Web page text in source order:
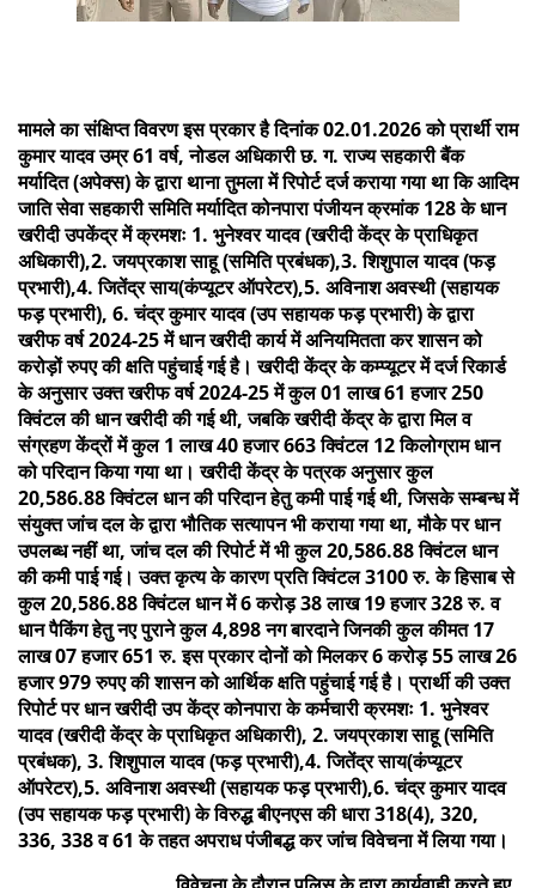
मामले का संक्षिप्त विवरण इस प्रकार है दिनांक 02.01.2026 को प्रार्थी राम
कुमार यादव उम्र 61 वर्ष, नोडल अधिकारी छ. ग. राज्य सहकारी बैंक
मर्यादित (अपेक्स) के द्वारा थाना तुमला में रिपोर्ट दर्ज कराया गया था कि आदिम
जाति सेवा सहकारी समिति मर्यादित कोनपारा पंजीयन क्रमांक 128 के धान
खरीदी उपकेंद्र में क्रमशः 1. भुनेश्वर यादव (खरीदी केंद्र के प्राधिकृत
अधिकारी),2. जयप्रकाश साहू (समिति प्रबंधक),3. शिशुपाल यादव (फड़
प्रभारी),4. जितेंद्र साय(कंप्यूटर ऑपरेटर),5. अविनाश अवस्थी (सहायक
फड़ प्रभारी), 6. चंद्र कुमार यादव (उप सहायक फड़ प्रभारी) के द्वारा
खरीफ वर्ष 2024-25 में धान खरीदी कार्य में अनियमितता कर शासन को
करोड़ों रुपए की क्षति पहुंचाई गई है। खरीदी केंद्र के कम्प्यूटर में दर्ज रिकार्ड
के अनुसार उक्त खरीफ वर्ष 2024-25 में कुल 01 लाख 61 हजार 250
क्विंटल की धान खरीदी की गई थी, जबकि खरीदी केंद्र के द्वारा मिल व
संग्रहण केंद्रों में कुल 1 लाख 40 हजार 663 क्विंटल 12 किलोग्राम धान
को परिदान किया गया था। खरीदी केंद्र के पत्रक अनुसार कुल
20,586.88 क्विंटल धान की परिदान हेतु कमी पाई गई थी, जिसके सम्बन्ध में
संयुक्त जांच दल के द्वारा भौतिक सत्यापन भी कराया गया था, मौके पर धान
उपलब्ध नहीं था, जांच दल की रिपोर्ट में भी कुल 20,586.88 क्विंटल धान
की कमी पाई गई। उक्त कृत्य के कारण प्रति क्विंटल 3100 रु. के हिसाब से
कुल 20,586.88 क्विंटल धान में 6 करोड़ 38 लाख 19 हजार 328 रु. व
धान पैकिंग हेतु नए पुराने कुल 4,898 नग बारदाने जिनकी कुल कीमत 17
लाख 07 हजार 651 रु. इस प्रकार दोनों को मिलकर 6 करोड़ 55 लाख 26
हजार 979 रुपए की शासन को आर्थिक क्षति पहुंचाई गई है। प्रार्थी की उक्त
रिपोर्ट पर धान खरीदी उप केंद्र कोनपारा के कर्मचारी क्रमशः 1. भुनेश्वर
यादव (खरीदी केंद्र के प्राधिकृत अधिकारी), 2. जयप्रकाश साहू (समिति
प्रबंधक), 3. शिशुपाल यादव (फड़ प्रभारी),4. जितेंद्र साय(कंप्यूटर
ऑपरेटर),5. अविनाश अवस्थी (सहायक फड़ प्रभारी),6. चंद्र कुमार यादव
(उप सहायक फड़ प्रभारी) के विरुद्ध बीएनएस की धारा 318(4), 320,
336, 338 व 61 के तहत अपराध पंजीबद्ध कर जांच विवेचना में लिया गया।